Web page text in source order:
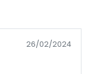
26/02/2024